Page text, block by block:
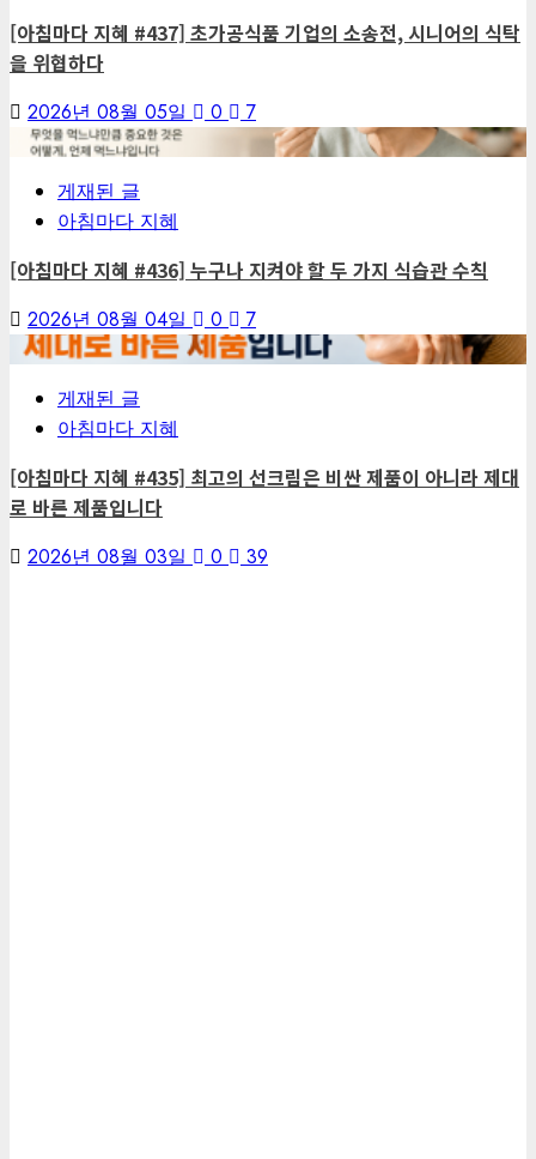
[아침마다 지혜 #437] 초가공식품 기업의 소송전, 시니어의 식탁
을 위협하다
2026년 08월 05일 0
7
게재된 글
아침마다 지혜
[아침마다 지혜 #436] 누구나 지켜야 할 두 가지 식습관 수칙
2026년 08월 04일 0
7
게재된 글
아침마다 지혜
[아침마다 지혜 #435] 최고의 선크림은 비싼 제품이 아니라 제대
로 바른 제품입니다
2026년 08월 03일 0 39